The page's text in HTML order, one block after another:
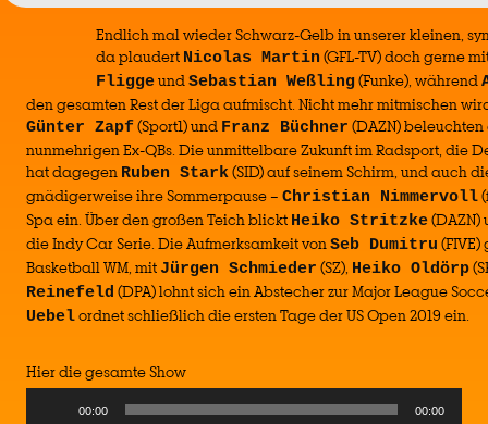
Endlich mal wieder Schwarz-Gelb in unserer kleinen,
da plaudert Nicolas Martin (GFL-TV) doch gerne
FliggeundSebastian Weßling(Funke), während
den gesamten Rest der Liga aufmischt. Nicht mehr mitmischen
Günter Zapf(Sport1) und Franz Büchner (DAZN)
nunmehrigen Ex-QBs. Die unmittelbare Zukunft im Radsport, die
hat dagegen Ruben Stark(SID) auf seinem Schirm, und auch
gnädigerweise ihre Sommerpause – Christian Nimmervoll
Spa ein. Über den großen Teich blickt Heiko Stritzke
die Indy Car Serie. Die Aufmerksamkeit vonSeb Dumitru
Basketball WM, mitJürgen Schmieder (SZ), Heiko Oldörp
Reinefeld (DPA) lohnt sich ein Abstecher zur Major League
Uebelordnet schließlich die ersten Tage der US Open 2019 ein.
Hier die gesamte Show
00:00 00:00